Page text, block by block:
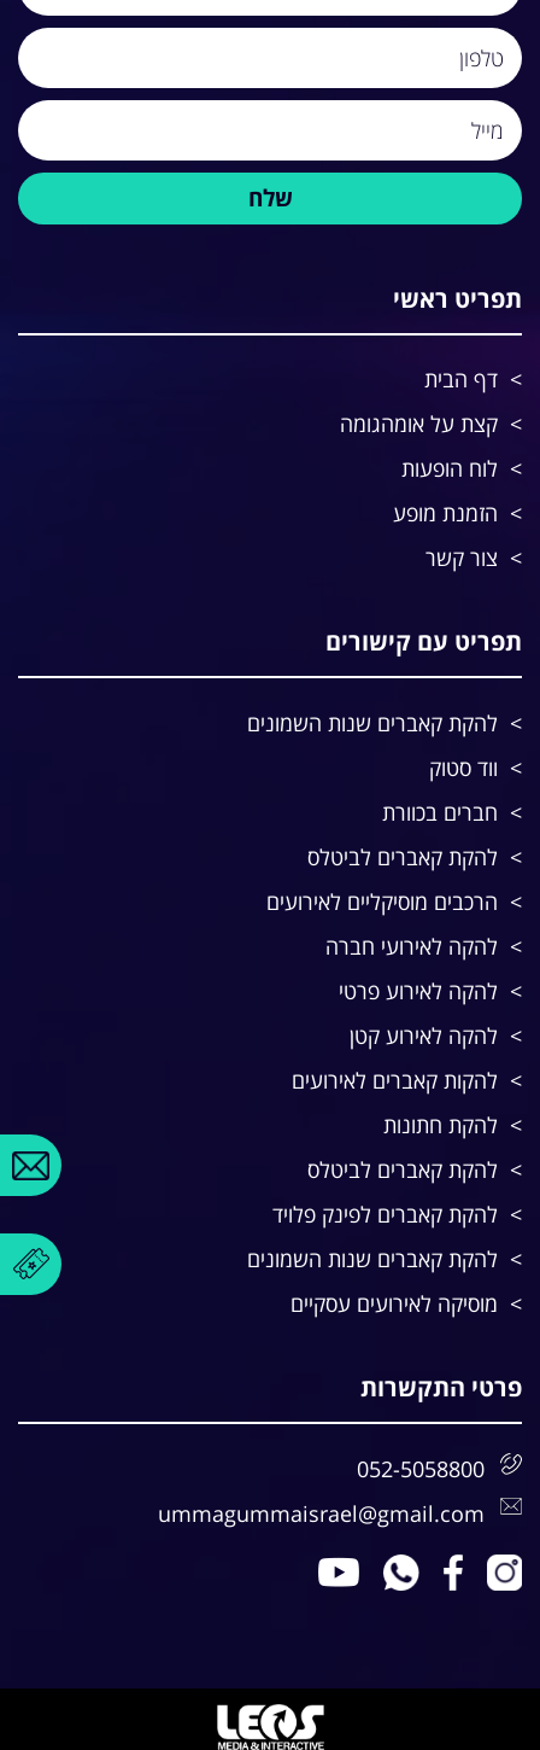
תפריט ראשי
דף הבית
קצת על אומהגומה
לוח הופעות
הזמנת מופע
צור קשר
תפריט עם קישורים
להקת קאברים שנות השמונים
ווד סטוק
חברים בכוורת
להקת קאברים לביטלס
הרכבים מוסיקליים לאירועים
להקה לאירועי חברה
להקה לאירוע פרטי
להקה לאירוע קטן
להקות קאברים לאירועים
להקת חתונות
להקת קאברים לביטלס
להקת קאברים לפינק פלויד
להקת קאברים שנות השמונים
מוסיקה לאירועים עסקיים
פרטי התקשרות
052-5058800
ummagummaisrael@gmail.com